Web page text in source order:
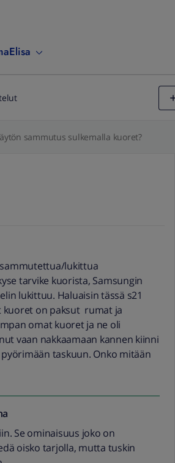
sammutus sulkemalla kuoret?
sammutettua/lukittua
tarvike kuorista, Samsungin
lukittuu. Haluaisin tässä s21
kuoret on paksut rumat ja
omat kuoret ja ne oli
vaan nakkaamaan kannen kiinni
taskuun. Onko mitään
Se ominaisuus joko on
oisko tarjolla, mutta tuskin